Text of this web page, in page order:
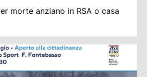
morte anziano in RSA o casa